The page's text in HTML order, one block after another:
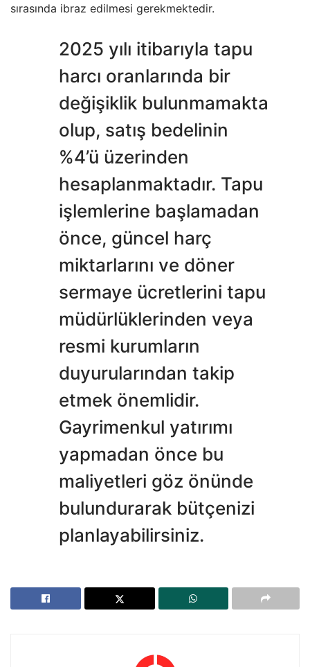
sırasında ibraz edilmesi gerekmektedir.
2025 yılı itibarıyla tapu
harcı oranlarında bir
değişiklik bulunmamakta
olup, satış bedelinin
%4’ü üzerinden
hesaplanmaktadır. Tapu
işlemlerine başlamadan
önce, güncel harç
miktarlarını ve döner
sermaye ücretlerini tapu
müdürlüklerinden veya
resmi kurumların
duyurularından takip
etmek önemlidir.
Gayrimenkul yatırımı
yapmadan önce bu
maliyetleri göz önünde
bulundurarak bütçenizi
planlayabilirsiniz.